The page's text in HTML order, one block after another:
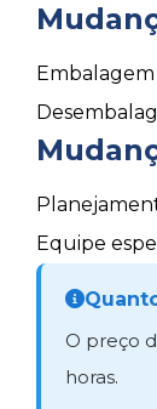
Equipe
O preço
horas.